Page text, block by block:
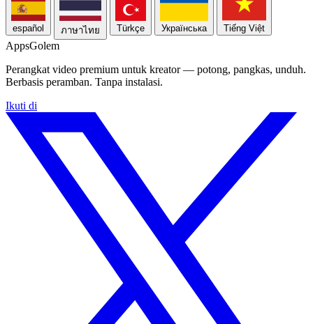
español ภาษาไทย Türkçe Українська Tiếng Việt
AppsGolem
Perangkat video premium untuk kreator — potong, pangkas, unduh.
Berbasis peramban. Tanpa instalasi.
Ikuti di